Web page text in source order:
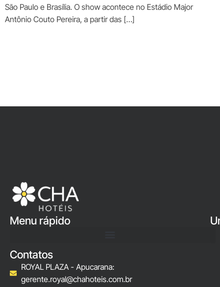
São Paulo e Brasília. O show acontece no Estádio Major
Antônio Couto Pereira, a partir das […]
Menu rápido
Contatos
ROYAL PLAZA - Apucarana:
gerente.royal@chahoteis.com.br